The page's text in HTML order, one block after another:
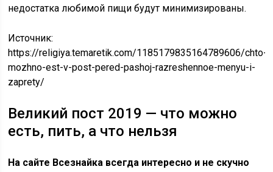
недостатка любимой пищи будут минимизированы.
Источник:
https://religiya.temaretik.com/1185179835164789606/chto-
mozhno-est-v-post-pered-pashoj-razreshennoe-menyu-i-
zaprety/
Великий пост 2019 — что можно
есть, пить, а что нельзя
На сайте Всезнайка всегда интересно и не скучно